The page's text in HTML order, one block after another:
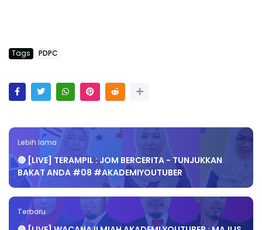
Tags PDPC
Lebih lama
🔴 [LIVE] TERAMPIL : JOM BERCERITA - TUNJUKKAN
BAKAT ANDA #08 #AKADEMIYOUTUBER
Terbaru